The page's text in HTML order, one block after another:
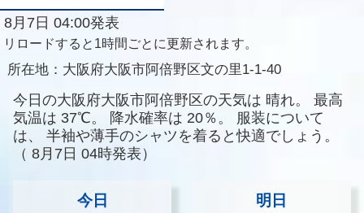
8月7日 04:00発表
リロードすると1時間ごとに更新されます。
所在地： 大阪府大阪市阿倍野区文の里1-1-40
今日の大阪府大阪市阿倍野区の天気は 晴れ。
最高
気温は 37℃。 降水確率は 20％。
服装について
は、
半袖や薄手のシャツを着ると快適でしょう。
（ 8月7日 04時発表）
今日 明日